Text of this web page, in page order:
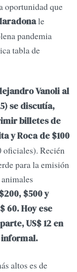
oportunidad que
le
pandemia
tabla de
Vanoli al
se discutía,
billetes de
y Roca de $100
oficiales). Recién
para la emisión
$200, $500 y
60. Hoy ese
US$ 12 en
altos es de